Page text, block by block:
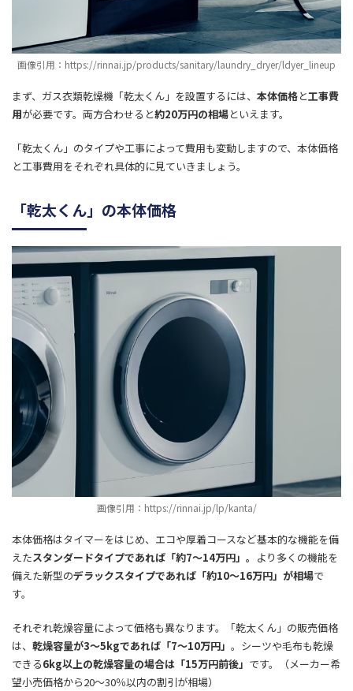
画像引用：https://rinnai.jp/products/sanitary/laundry_dryer/ldyer_lineup
まず、ガス衣類乾燥機「乾太くん」を設置するには、 本体価格と工事費
用が必要です。両方合わせると約20万円の相場といえます。
「乾太くん」のタイプや工事によって費用も変動しますので、本体価格
と工事費用をそれぞれ具体的に見ていきましょう。
「乾太くん」の本体価格
画像引用：https://rinnai.jp/lp/kanta/
本体価格はタイマーをはじめ、エコや厚着コースなど基本的な機能を備
えたスタンダードタイプであれば「約7～14万円」。 より多くの機能を
備えた新型のデラックスタイプであれば「約10～16万円」が相場で
す。
それぞれ乾燥容量によって価格も異なります。「乾太くん」の販売価格
は、 乾燥容量が3～5kgであれば「7～10万円」 。シーツや毛布も乾燥
できる6kg以上の乾燥容量の場合は「15万円前後」 です。（メーカー希
望小売価格から20～30％以内の割引が相場）